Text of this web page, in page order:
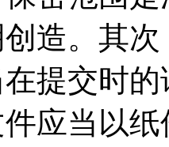
造。其
提交时
应当以